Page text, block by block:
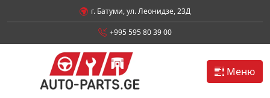
г. Батуми, ул. Леонидзе, 23Д
+995 595 80 39 00
Меню